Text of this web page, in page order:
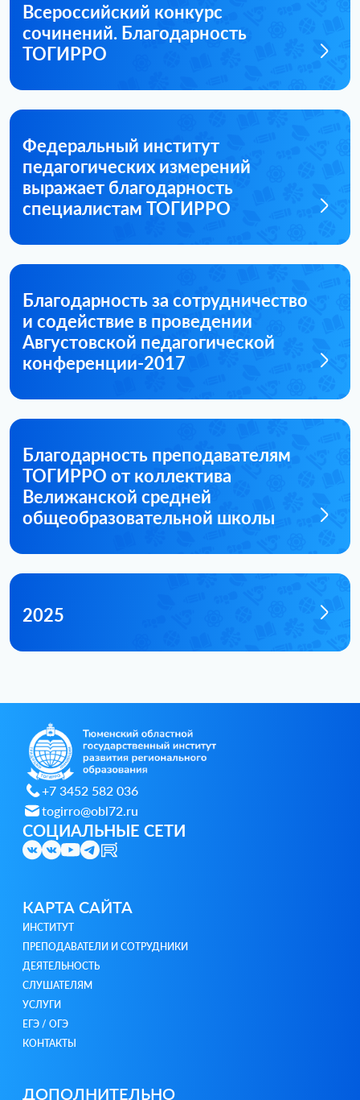
Всероссийский конкурс
сочинений. Благодарность
ТОГИРРО
Федеральный институт
педагогических измерений
выражает благодарность
специалистам ТОГИРРО
Благодарность за сотрудничество
и содействие в проведении
Августовской педагогической
конференции-2017
Благодарность преподавателям
ТОГИРРО от коллектива
Велижанской средней
общеобразовательной школы
2025
+7 3452 582 036
togirro@obl72.ru
СОЦИАЛЬНЫЕ СЕТИ
КАРТА САЙТА
ИНСТИТУТ
ПРЕПОДАВАТЕЛИ И СОТРУДНИКИ
ДЕЯТЕЛЬНОСТЬ
СЛУШАТЕЛЯМ
УСЛУГИ
ЕГЭ / ОГЭ
КОНТАКТЫ
ДОПОЛНИТЕЛЬНО